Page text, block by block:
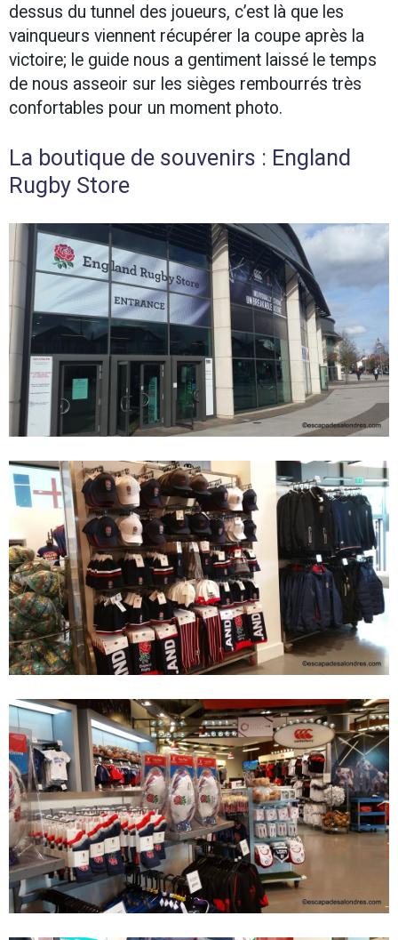
dessus du tunnel des joueurs, c’est là que les
vainqueurs viennent récupérer la coupe après la
victoire; le guide nous a gentiment laissé le temps
de nous asseoir sur les sièges rembourrés très
confortables pour un moment photo.
La boutique de souvenirs : England
Rugby Store